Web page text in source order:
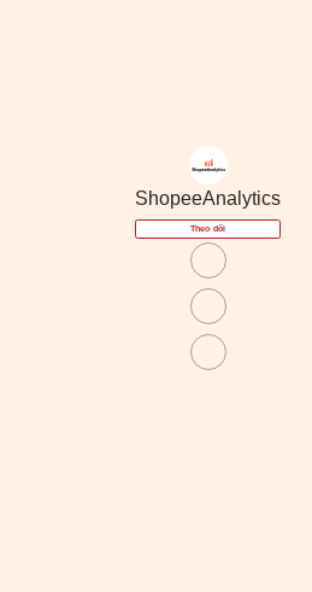
ShopeeAnalytics
Theo dõi